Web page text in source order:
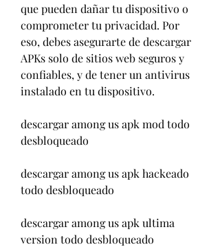
que pueden dañar tu dispositivo o
comprometer tu privacidad. Por
eso, debes asegurarte de descargar
APKs solo de sitios web seguros y
confiables, y de tener un antivirus
instalado en tu dispositivo.
descargar among us apk mod todo
desbloqueado
descargar among us apk hackeado
todo desbloqueado
descargar among us apk ultima
version todo desbloqueado